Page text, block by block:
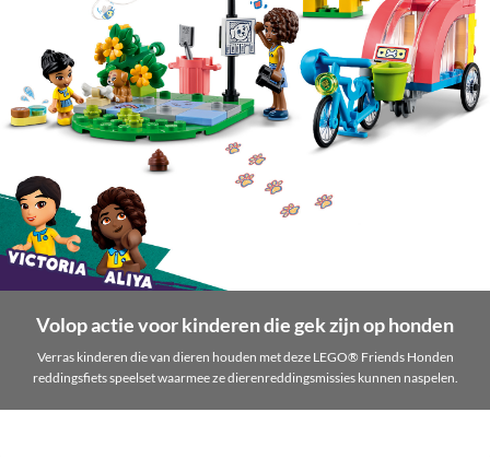
Volop actie voor kinderen die gek zijn op honden
Verras kinderen die van dieren houden met deze LEGO® Friends Honden
reddingsfiets speelset waarmee ze dierenreddingsmissies kunnen naspelen.